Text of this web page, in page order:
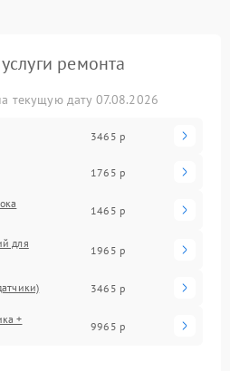
ремонта
текущую дату 07.08.2026
3465 р
1765 р
1465 р
для
1965 р
3465 р
+
9965 р